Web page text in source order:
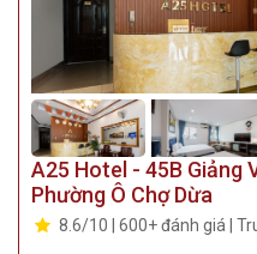
A25 Hotel - 45B Giảng
Phường Ô Chợ Dừa
8.6/10 | 600+ đánh giá |